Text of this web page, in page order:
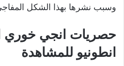
وسبب نشرها بهذا الشكل
حصريات انجي خوري
انطونيو للمشاهدة